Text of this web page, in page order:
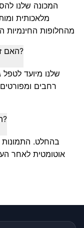
המכונה שלנו
מלאכותית
מהחלופות החינמיות
האם זה יעבוד על קעקועים גדולים או מורכבים?
רחבים
האם נתוני התמונות שלי בטוחים ופרטיים?
בהחלט.
אוטומטית לאחר